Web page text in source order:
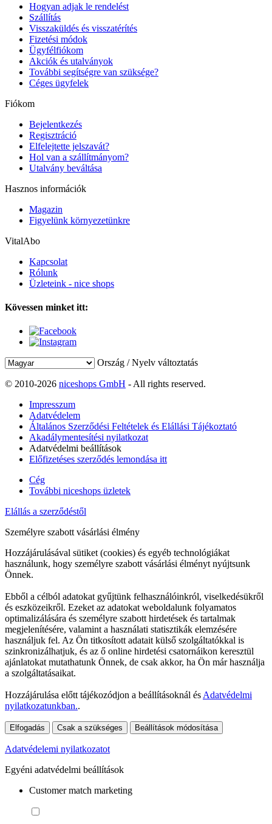
Hogyan adjak le rendelést
Szállítás
Visszaküldés és visszatérítés
Fizetési módok
Ügyfélfiókom
Akciók és utalványok
További segítségre van szüksége?
Céges ügyfelek
Fiókom
Bejelentkezés
Regisztráció
Elfelejtette jelszavát?
Hol van a szállítmányom?
Utalvány beváltása
Hasznos információk
Magazin
Figyelünk környezetünkre
VitalAbo
Kapcsolat
Rólunk
Üzleteink - nice shops
Kövessen minket itt:
Ország / Nyelv változtatás
© 2010-2026 niceshops GmbH - All rights reserved.
Impresszum
Adatvédelem
Általános Szerződési Feltételek és Elállási Tájékoztató
Akadálymentesítési nyilatkozat
Adatvédelmi beállítások
Előfizetéses szerződés lemondása itt
Cég
További niceshops üzletek
Elállás a szerződéstől
Személyre szabott vásárlási élmény
Hozzájárulásával sütiket (cookies) és egyéb technológiákat
használunk, hogy személyre szabott vásárlási élményt nyújtsunk
Önnek.
Ebből a célból adatokat gyűjtünk felhasználóinkról, viselkedésükről
és eszközeikről. Ezeket az adatokat weboldalunk folyamatos
optimalizálására és személyre szabott hirdetések és tartalmak
megjelenítésére, valamint a használati statisztikák elemzésére
használjuk fel. Az Ön titkosított adatait külső szolgáltatókkal is
szinkronizálhatjuk, és az ő online hirdetési csatornáikon keresztül
ajánlatokat mutathatunk Önnek, de csak akkor, ha Ön már használja
a szolgáltatásaikat.
Hozzájárulása előtt tájékozódjon a beállításoknál ésAdatvédelmi
nyilatkozatunkban..
Elfogadás Csak a szükséges Beállítások módosítása
Adatvédelemi nyilatkozatot
Egyéni adatvédelmi beállítások
Customer match marketing